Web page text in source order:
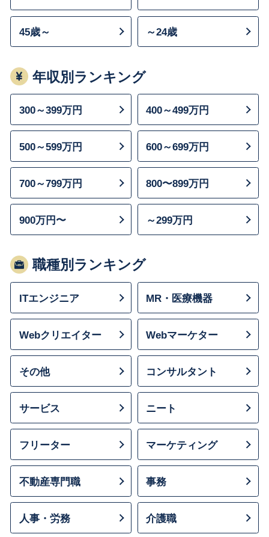
45歳～ ～24歳
年収別ランキング
300～399万円 400～499万円
500～599万円 600～699万円
700～799万円 800〜899万円
900万円〜 ～299万円
職種別ランキング
ITエンジニア MR・医療機器
Webクリエイター Webマーケター
その他 コンサルタント
サービス ニート
フリーター マーケティング
不動産専門職 事務
人事・労務 介護職